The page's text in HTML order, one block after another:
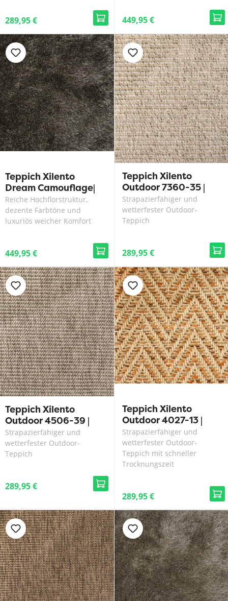
289,95 € 449,95 €
Teppich Xilento
Dream Camouflage|
200 x 300 cm
Reiche Hochflorstruktur,
dezente Farbtöne und
luxuriös weicher Komfort
449,95 €
Teppich Xilento
Outdoor 7360-35 |
200 x 300 cm
Strapazierfähiger und
wetterfester Outdoor-
Teppich
289,95 €
Teppich Xilento
Outdoor 4506-39 |
200 x 300 cm
Strapazierfähiger und
wetterfester Outdoor-
Teppich
289,95 €
Teppich Xilento
Outdoor 4027-13 |
200 x 300 cm
Strapazierfähiger und
wetterfester Outdoor-
Teppich mit schneller
Trocknungszeit
289,95 €